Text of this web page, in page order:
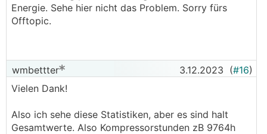
@Kirchstettner : Bei "2kW pro Stunde" stellt es
🧐🤔😎
Energie. Sehe hier nicht das Problem. Sorry fürs
Offtopic.
wmbettter 3.12.2023 (#16)
Vielen Dank!
Also ich sehe diese Statistiken, aber es sind halt
Gesamtwerte. Also Kompressorstunden zB 9764h